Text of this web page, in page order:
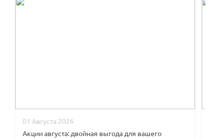
01 Августа 2026
Акции августа: двойная выгода для вашего